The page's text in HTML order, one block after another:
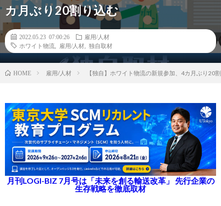
カ月ぶり20割り込む
2022.05.23 07:00:26
雇用/人材
ホワイト物流
雇用/人材 独自取材
HOME 雇用/人材 【独自】ホワイト物流の新規参加、4カ月ぶり20
月刊LOGI-BIZ 7月号は「未来を創る輸送改革」 先行企業の
生存戦略を徹底取材